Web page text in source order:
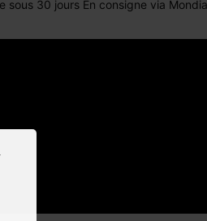
sous 30 jours En consigne via